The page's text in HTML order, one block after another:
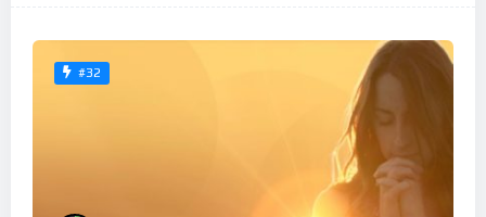
#32